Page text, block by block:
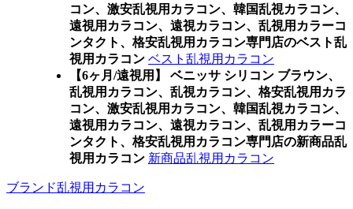
コン、激安乱視用カラコン、韓国乱視カラコン、
遠視用カラコン、遠視カラコン、乱視用カラーコ
ンタクト、格安乱視用カラコン専門店のベスト乱
視用カラコン ベスト乱視用カラコン
【6ヶ月/遠視用】 ベニッサ シリコン ブラウン、
乱視用カラコン、乱視カラコン、格安乱視用カラ
コン、激安乱視用カラコン、韓国乱視カラコン、
遠視用カラコン、遠視カラコン、乱視用カラーコ
ンタクト、格安乱視用カラコン専門店の新商品乱
視用カラコン 新商品乱視用カラコン
ブランド乱視用カラコン